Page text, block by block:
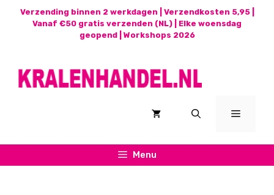
Verzending binnen 2 werkdagen | Verzendkosten 5,95 |
Vanaf €50 gratis verzenden (NL) | Elke woensdag
geopend | Workshops 2026
Menu
Menu